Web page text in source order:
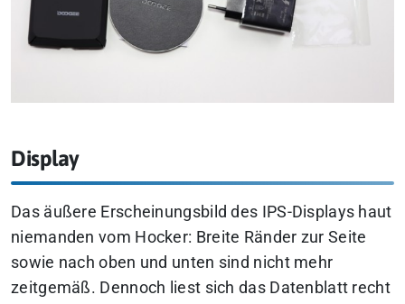
Display
Das äußere Erscheinungsbild des IPS-Displays haut
niemanden vom Hocker: Breite Ränder zur Seite
sowie nach oben und unten sind nicht mehr
zeitgemäß. Dennoch liest sich das Datenblatt recht